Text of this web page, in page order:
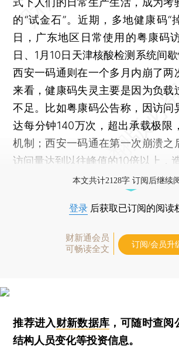
的“试金石”。近期，多地健康码“
日，广东地区日常使用的粤康码
日、1月10日天津核酸检测系统间
西安一码通则在一个多月内崩了两
来看，健康码失灵主要是因为负载
不足。比如粤康码公告称，因访问
达每分钟140万次，超出承载极限
机制；西安一码通在第一次崩溃之
访问量达到以往峰值的10倍以上，
本文共计2128字 订阅后继续
登录 后获取已订阅的阅读
财新通会员
可畅读全文
订阅/会员升
推荐进入财新数据库 ，可随时查阅
结构人员变化等投资信息。